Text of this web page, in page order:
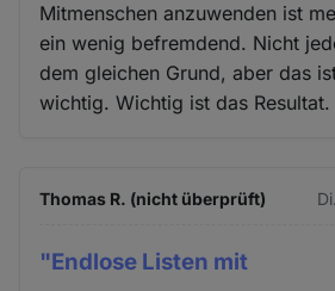
Mitmenschen anzuwenden ist
ein wenig befremdend. Nicht
dem gleichen Grund, aber das
wichtig. Wichtig ist das Resultat.
Thomas R. (nicht überprüft)
"Endlose Listen mit